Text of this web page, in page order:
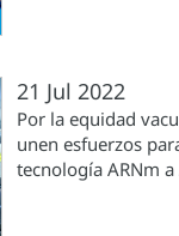
21 Jul 2022
Por la equidad
unen esfuerzos
tecnología ARNm